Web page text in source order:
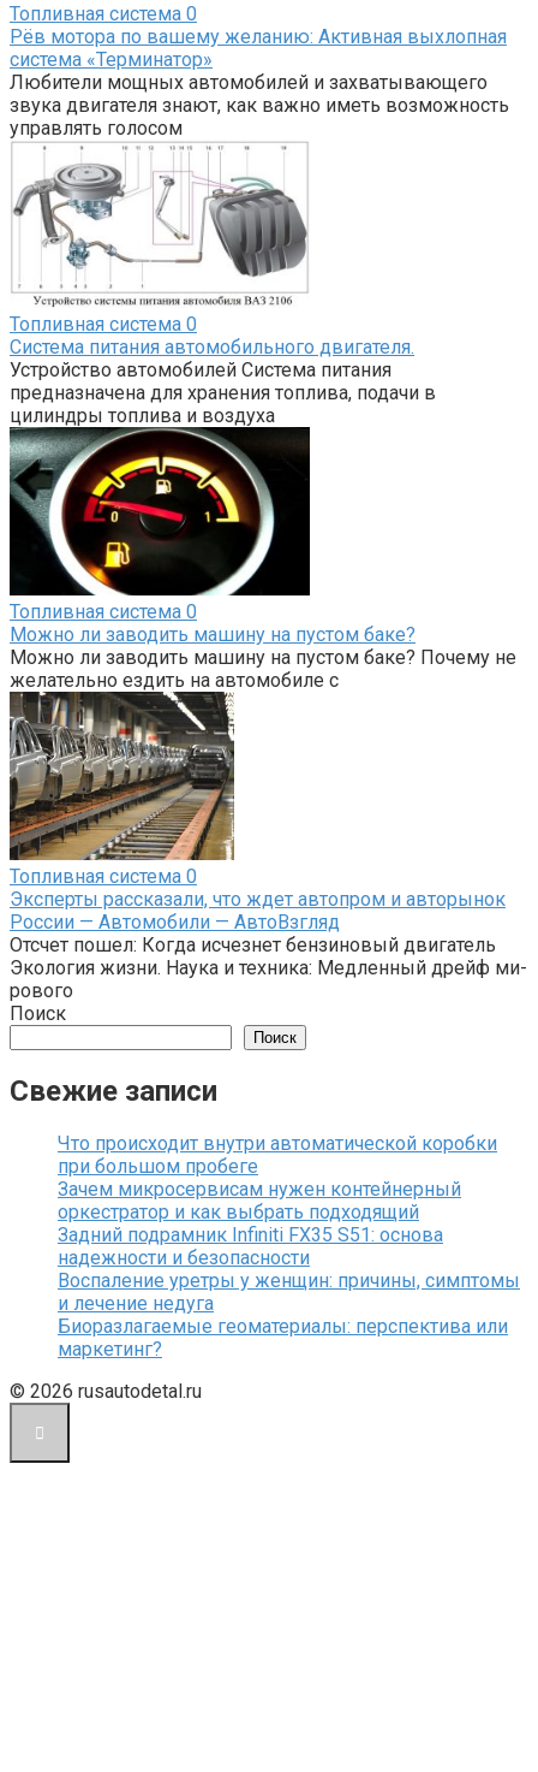
Топливная система 0
Рёв мотора по вашему желанию: Активная выхлопная
система «Терминатор»
Любители мощных автомобилей и захватывающего
звука двигателя знают, как важно иметь возможность
управлять голосом
Топливная система 0
Система питания автомобильного двигателя.
Устройство автомобилей Система питания
предназначена для хранения топлива, подачи в
цилиндры топлива и воздуха
Топливная система 0
Можно ли заводить машину на пустом баке?
Можно ли заводить машину на пустом баке? Почему не
желательно ездить на автомобиле с
Топливная система 0
Эксперты рассказали, что ждет автопром и авторынок
России — Автомобили — АвтоВзгляд
Отсчет пошел: Когда исчезнет бензиновый двигатель
Экология жизни. Наука и техника: Мед­лен­ный дрейф ми­
ро­во­го
Поиск
Поиск
Свежие записи
Что происходит внутри автоматической коробки
при большом пробеге
Зачем микросервисам нужен контейнерный
оркестратор и как выбрать подходящий
Задний подрамник Infiniti FX35 S51: основа
надежности и безопасности
Воспаление уретры у женщин: причины, симптомы
и лечение недуга
Биоразлагаемые геоматериалы: перспектива или
маркетинг?
© 2026 rusautodetal.ru